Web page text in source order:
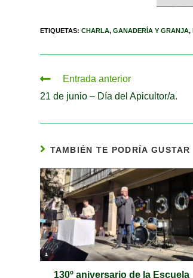
ETIQUETAS:CHARLA, GANADERÍA Y GRANJA,
Entrada anterior
21 de junio – Día del Apicultor/a.
TAMBIÉN TE PODRÍA GUSTAR
130º aniversario de la Escuela